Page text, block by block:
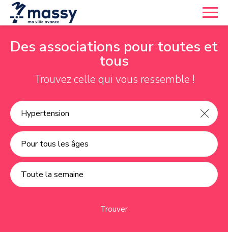
Des associations pour toutes et
tous
Trouvez celle qui vous ressemble !
Pour tous les âges
Toute la semaine
Trouver